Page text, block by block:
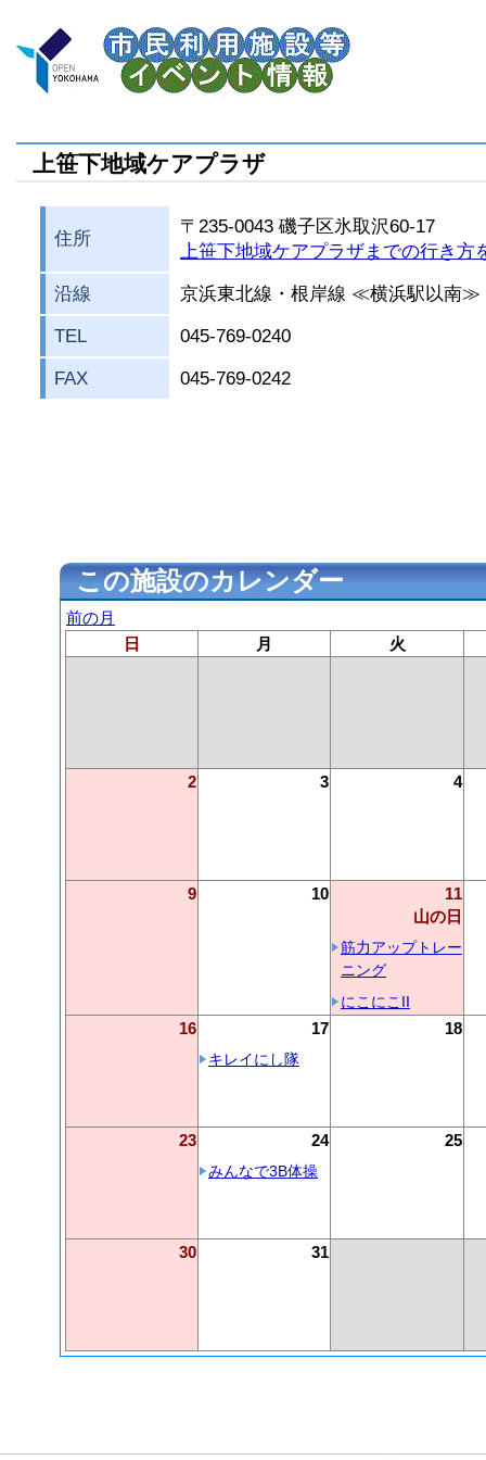
上笹下地域ケアプラザ
住所
〒235-0043 磯子区氷取沢60-17
上笹下地域ケアプラザまでの行き方
沿線 京浜東北線・根岸線 ≪横浜駅以南≫
TEL 045-769-0240
FAX 045-769-0242
この施設のカレンダー
前の月
日
月 火
2 3 4
9 10
11
山の日
筋力アップトレー
ニング
にこにこII
16 17
キレイにし隊
18
23 24
みんなで3B体操
25
30 31